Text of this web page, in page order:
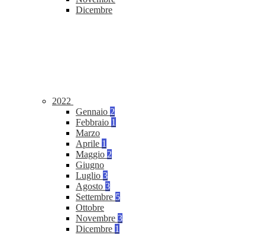
Dicembre
2022
Gennaio 2
Febbraio 1
Marzo
Aprile 1
Maggio 2
Giugno
Luglio 3
Agosto 3
Settembre 5
Ottobre
Novembre 3
Dicembre 1